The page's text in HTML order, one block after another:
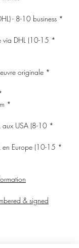
- 8-10 business
via DHL (10-15
originale
* Huile sur toile 30x30 cm
aux USA (8-10
en Europe (10-15
& signed